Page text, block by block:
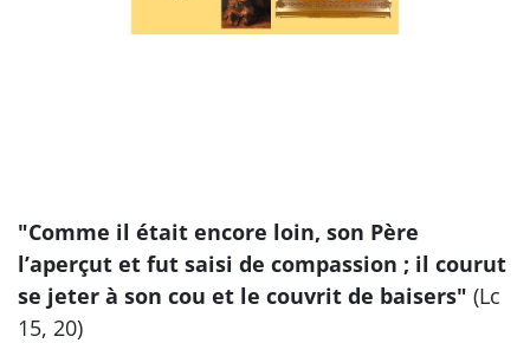
"Comme il était encore loin, son Père
l’aperçut et fut saisi de compassion ; il courut
se jeter à son cou et le couvrit de baisers" (Lc
15, 20)